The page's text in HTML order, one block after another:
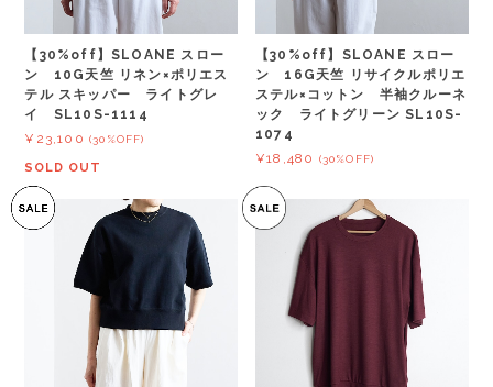
【30%off】SLOANE スロー
ン 10G天竺 リネン×ポリエス
テル スキッパー ライトグレ
イ SL10S-1114
¥23,100 (30%OFF)
SOLD OUT
【30%off】SLOANE スロー
ン 16G天竺 リサイクルポリエ
ステル×コットン 半袖クルーネ
ック ライトグリーン SL10S-
1074
¥18,480
(30%OFF)